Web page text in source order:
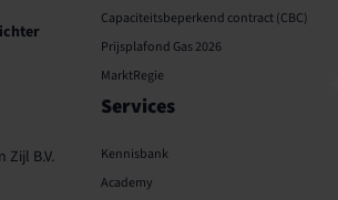
Capaciteits­­beperkend contract (CBC)
Prijsplafond Gas 2026
MarktRegie
Services
Kennisbank
Academy